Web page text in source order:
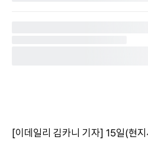
[이데일리 김카니 기자] 15일(현